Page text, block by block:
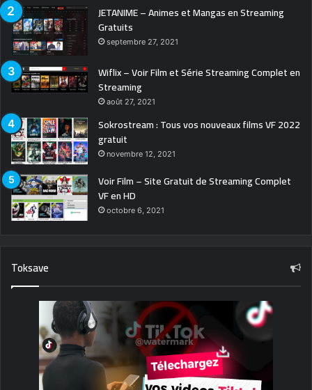
JETANIME – Animes et Mangas en Streaming
Gratuits
septembre 27, 2021
Wiflix – Voir Film et Série Streaming Complet en
Streaming
août 27, 2021
Sokrostream : Tous vos nouveaux films VF 2022
gratuit
novembre 12, 2021
Voir Film – Site Gratuit de Streaming Complet
VF en HD
octobre 6, 2021
Toksave